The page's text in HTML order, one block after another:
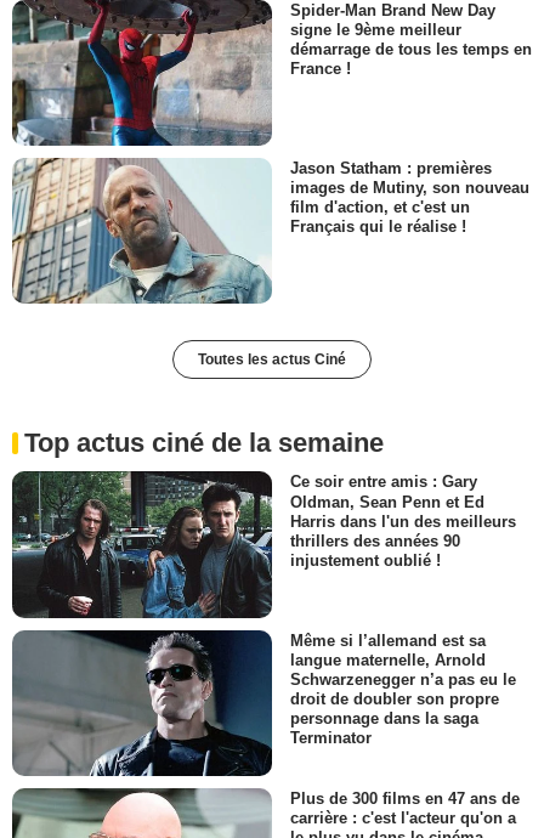
Spider-Man Brand New Day
signe le 9ème meilleur
démarrage de tous les temps en
France !
Jason Statham : premières
images de Mutiny, son nouveau
film d'action, et c'est un
Français qui le réalise !
Toutes les actus Ciné
Top actus ciné de la semaine
Ce soir entre amis : Gary
Oldman, Sean Penn et Ed
Harris dans l'un des meilleurs
thrillers des années 90
injustement oublié !
Même si l’allemand est sa
langue maternelle, Arnold
Schwarzenegger n’a pas eu le
droit de doubler son propre
personnage dans la saga
Terminator
Plus de 300 films en 47 ans de
carrière : c'est l'acteur qu'on a